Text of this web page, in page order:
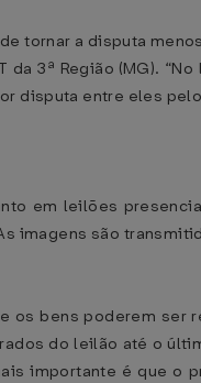
tornar a disputa
3ª Região (MG).
disputa entre eles
em leilões
imagens são
bens poderem ser
do leilão até o
importante é que